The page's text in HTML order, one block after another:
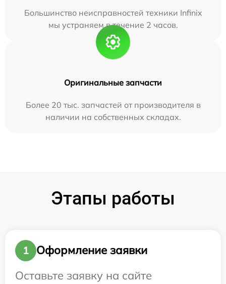
Большинство неисправностей техники Infinix
мы устраняем в течение 2 часов.
Оригинальные запчасти
Более 20 тыс. запчастей от производителя в
наличии на собственных складах.
Этапы работы
1
Оформление заявки
Оставьте заявку на сайте